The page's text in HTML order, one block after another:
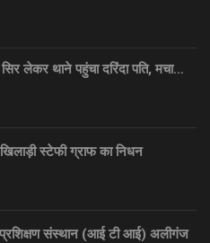
सिर लेकर थाने पहुंचा दरिंदा पति, मचा…
स्टेफी ग्राफ का निधन
प्रशिक्षण संस्थान (आई टी आई) अलीगंज